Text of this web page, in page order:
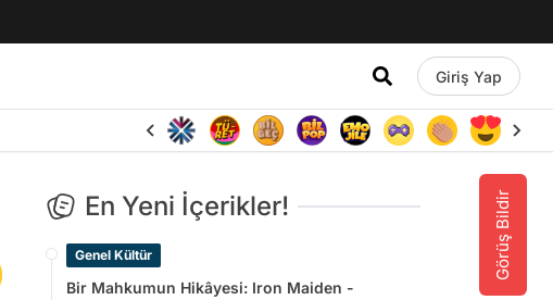
Giriş Yap
Görüş Bildir
En Yeni İçerikler!
Genel Kültür
Bir Mahkumun Hikâyesi: Iron Maiden -